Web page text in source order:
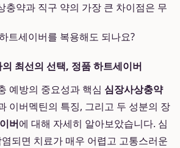
충약과 직구 약의 가장 큰 차이점은 무
트세이버를 복용해도 되나요?
최선의 선택, 정품 하트세이버
예방의 중요성과 핵심 심장사상충약
이버멕틴의 특징, 그리고 두 성분의 장
버에 대해 자세히 알아보았습니다. 심
되면 치료가 매우 어렵고 고통스러운